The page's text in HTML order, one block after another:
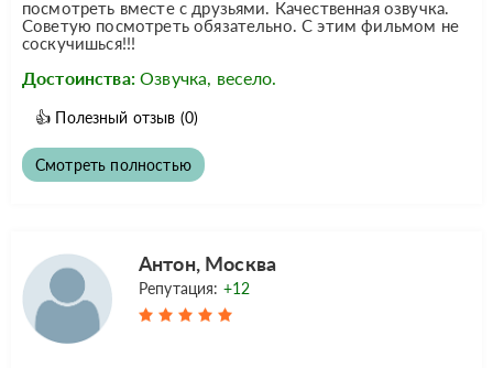
посмотреть вместе с друзьями. Качественная озвучка.
Советую посмотреть обязательно. С этим фильмом не
соскучишься!!!
Достоинства: Озвучка, весело.
👍 Полезный отзыв (0)
Смотреть полностью
Антон, Москва
Репутация: +12